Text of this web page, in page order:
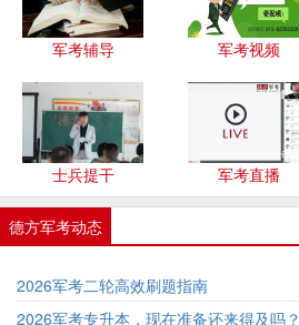
军考辅导 军考视频
士兵提干 军考直播
德方军考动态
2026军考二轮高效刷题指南
2026军考专升本，现在准备还来得及吗？